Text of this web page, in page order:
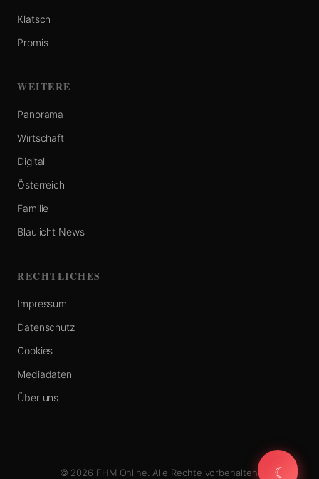
Klatsch
Promis
WEITERE
Panorama
Wirtschaft
Digital
Österreich
Familie
Blaulicht News
RECHTLICHES
Impressum
Datenschutz
Cookies
Mediadaten
Über uns
© 2026 FHM Online. Alle Rechte vorbehalten. ☾
☾